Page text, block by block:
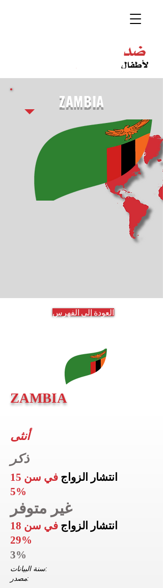
ZAMBIA
العودة إلى الفهرس
ZAMBIA
أنثى
ذكر
انتشار الزواج في سن 15
5%
غير متوفر
انتشار الزواج في سن 18
29%
3%
سنة البيانات:
مصدر: